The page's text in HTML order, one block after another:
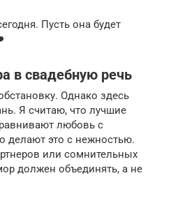
Пусть она будет
в свадебную речь
Однако здесь
Я считаю, что лучшие
любовь с
делают это с нежностью.
или сомнительных
должен объединять, а не